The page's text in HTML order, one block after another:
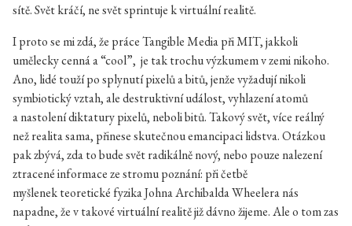
sítě. Svět kráčí, ne svět sprintuje k virtuální realitě.
I proto se mi zdá, že práce Tangible Media při MIT, jakkoli
umělecky cenná a “cool”, je tak trochu výzkumem v zemi nikoho.
Ano, lidé touží po splynutí pixelů a bitů, jenže vyžadují nikoli
symbiotický vztah, ale destruktivní událost, vyhlazení atomů
a nastolení diktatury pixelů, neboli bitů. Takový svět, více reálný
než realita sama, přinese skutečnou emancipaci lidstva. Otázkou
pak zbývá, zda to bude svět radikálně nový, nebo pouze nalezení
ztracené informace ze stromu poznání: při četbě
myšlenek teoretické fyzika Johna Archibalda Wheelera nás
napadne, že v takové virtuální realitě již dávno žijeme. Ale o tom zas